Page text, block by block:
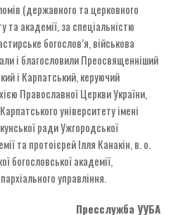
(державного та церковного
та академії, за спеціальністю
богослов’я, військова
і благословили Преосвященніший
і Карпатський, керуючий
Православної Церкви України,
університету імені
ради Ужгородської
та протоієрей Ілля Канакін, в. о.
богословської академії,
управління.
Пресслужба УУБА